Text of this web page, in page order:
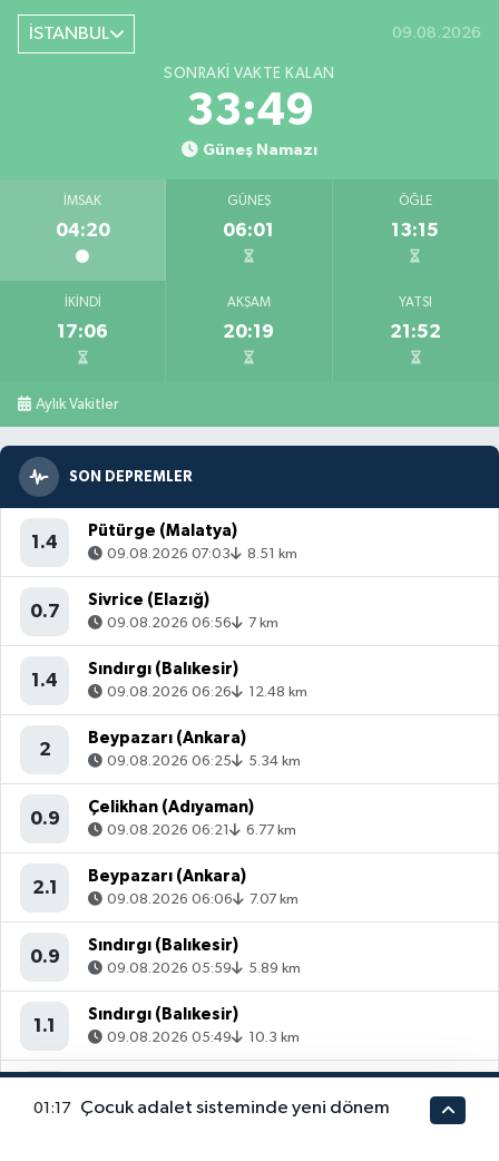
İSTANBUL 09.08.2026
SONRAKI VAKTE KALAN
33:47
Güneş Namazı
İMSAK
04:20
GÜNEŞ
06:01
ÖĞLE
13:15
İKINDI
17:06
AKŞAM
20:19
YATSI
21:52
Aylık Vakitler
SON DEPREMLER
1.4
Pütürge (Malatya)
09.08.2026 07:03 8.51 km
0.7
Sivrice (Elazığ)
09.08.2026 06:56 7 km
1.4
Sındırgı (Balıkesir)
09.08.2026 06:26 12.48 km
2
Beypazarı (Ankara)
09.08.2026 06:25 5.34 km
0.9
Çelikhan (Adıyaman)
09.08.2026 06:21 6.77 km
2.1
Beypazarı (Ankara)
09.08.2026 06:06 7.07 km
0.9
Sındırgı (Balıkesir)
09.08.2026 05:59 5.89 km
1.1
Sındırgı (Balıkesir)
09.08.2026 05:49 10.3 km
09.08.2026 05:31 11.98 km
01:17 Çocuk adalet sisteminde yeni dönem